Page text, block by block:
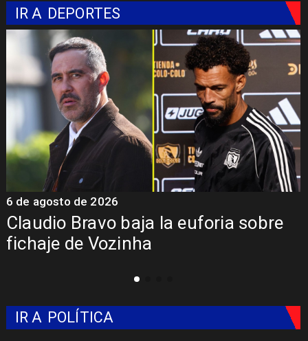
IR A DEPORTES
Claudio Bravo baja la euforia sobre
fichaje de Vozinha
6 de agosto de 2026
IR A POLÍTICA